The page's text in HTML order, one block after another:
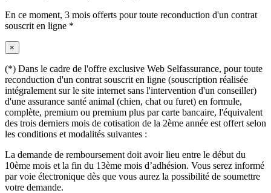
En ce moment, 3 mois offerts pour toute reconduction d'un contrat
souscrit en ligne *
×
(*) Dans le cadre de l'offre exclusive Web Selfassurance, pour toute
reconduction d'un contrat souscrit en ligne (souscription réalisée
intégralement sur le site internet sans l'intervention d'un conseiller)
d'une assurance santé animal (chien, chat ou furet) en formule,
complète, premium ou premium plus par carte bancaire, l'équivalent
des trois derniers mois de cotisation de la 2ème année est offert selon
les conditions et modalités suivantes :
La demande de remboursement doit avoir lieu entre le début du
10ème mois et la fin du 13ème mois d’adhésion. Vous serez informé
par voie électronique dès que vous aurez la possibilité de soumettre
votre demande.